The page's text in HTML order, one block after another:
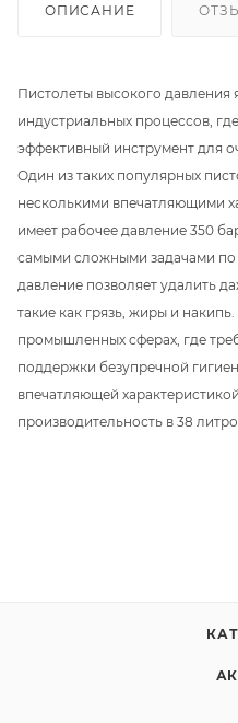
ОПИСАНИЕ
Пистолеты высокого давления
индустриальных процессов,
эффективный инструмент для
Один из таких популярных
несколькими впечатляющими
имеет рабочее давление 350
самыми сложными задачами по
давление позволяет удалить
такие как грязь, жиры и
промышленных сферах, где
поддержки безупречной
впечатляющей
производительность в 38